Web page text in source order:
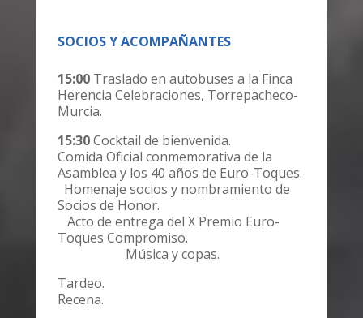
SOCIOS Y ACOMPAÑANTES
15:00 Traslado en autobuses a la Finca
Herencia Celebraciones, Torrepacheco-
Murcia.
15:30Cocktail de bienvenida.
Comida Oficial conmemorativa de la
Asamblea y los 40 años de Euro-Toques.
Homenaje socios y nombramiento de
Socios de Honor.
Acto de entrega del X Premio Euro-
Toques Compromiso.
Música y copas.
Tardeo.
Recena.